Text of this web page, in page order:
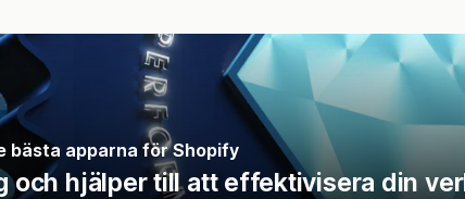
bästa apparna för Shopify
och hjälper till att effektivisera din